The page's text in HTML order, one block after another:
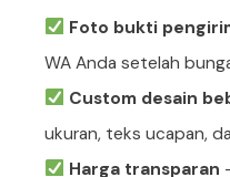
Foto bukti
WA Anda setelah
Custom desain
ukuran, teks ucapan,
Harga transparan